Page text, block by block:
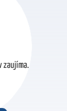
zaujíma.